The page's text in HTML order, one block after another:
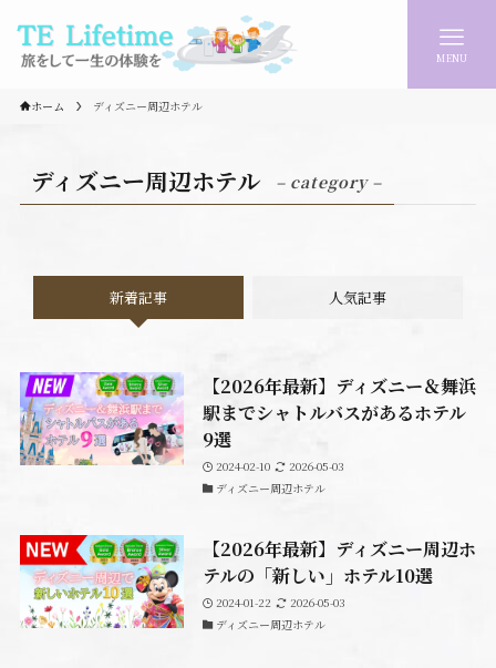
MENU
ホーム ディズニー周辺ホテル
ディズニー周辺ホテル – category –
新着記事 人気記事
【2026年最新】ディズニー＆舞浜
駅までシャトルバスがあるホテル
9選
2024-02-10
2026-05-03
ディズニー周辺ホテル
【2026年最新】ディズニー周辺ホ
テルの「新しい」ホテル10選
2024-01-22
2026-05-03
ディズニー周辺ホテル